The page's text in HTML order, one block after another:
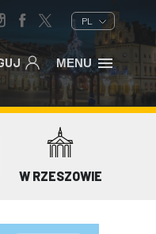
PL
MENU
W RZESZOWIE